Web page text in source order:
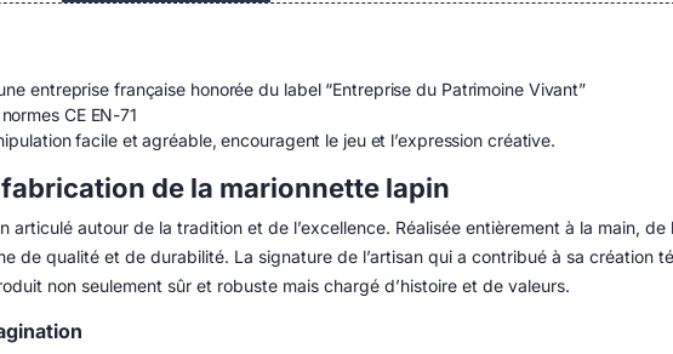
entreprise française honorée du label “Entreprise du Patrimoine Vivant”
CE EN-71
facile et agréable, encouragent le jeu et l’expression créative.
de la marionnette lapin
autour de la tradition et de l’excellence. Réalisée entièrement à la main, de
de qualité et de durabilité. La signature de l’artisan qui a contribué à sa création
non seulement sûr et robuste mais chargé d’histoire et de valeurs.